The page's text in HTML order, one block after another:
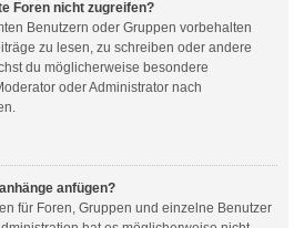
Foren nicht zugreifen?
Benutzern oder Gruppen vorbehalten
zu lesen, zu schreiben oder andere
du möglicherweise besondere
oder Administrator nach
anfügen?
für Foren, Gruppen und einzelne Benutzer